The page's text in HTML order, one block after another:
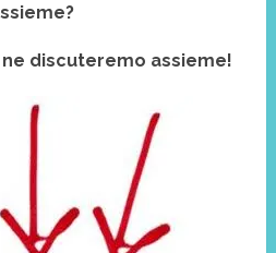
discuteremo assieme!